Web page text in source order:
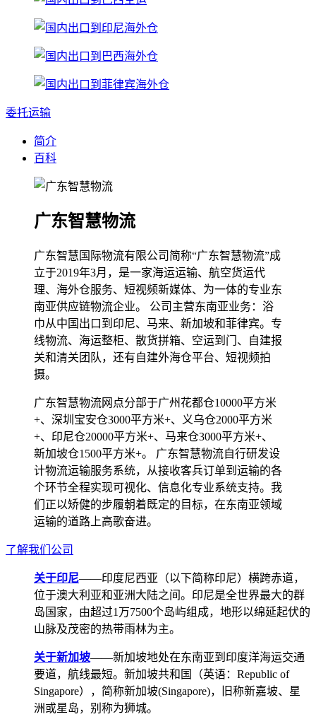
委托运输
简介
百科
广东智慧物流
广东智慧国际物流有限公司简称“广东智慧物流”成
立于2019年3月，是一家海运运输、航空货运代
理、海外仓服务、短视频新媒体、为一体的专业东
南亚供应链物流企业。 公司主营东南亚业务：浴
巾从中国出口到印尼、马来、新加坡和菲律宾。专
线物流、海运整柜、散货拼箱、空运到门、自建报
关和清关团队，还有自建外海仓平台、短视频拍
摄。
广东智慧物流网点分部于广州花都仓10000平方米
+、深圳宝安仓3000平方米+、义乌仓2000平方米
+、印尼仓20000平方米+、马来仓3000平方米+、
新加坡仓1500平方米+。 广东智慧物流自行研发设
计物流运输服务系统，从接收客兵订单到运输的各
个环节全程实现可视化、信息化专业系统支持。我
们正以矫健的步履朝着既定的目标，在东南亚领域
运输的道路上高歌奋进。
了解我们公司
关于印尼——印度尼西亚（以下简称印尼）横跨赤道，
位于澳大利亚和亚洲大陆之间。印尼是全世界最大的群
岛国家，由超过1万7500个岛屿组成，地形以绵延起伏的
山脉及茂密的热带雨林为主。
关于新加坡——新加坡地处在东南亚到印度洋海运交通
要道，航线最短。新加坡共和国（英语：Republic of
Singapore），简称新加坡(Singapore)，旧称新嘉坡、星
洲或星岛，别称为狮城。